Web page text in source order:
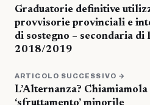
Graduatorie definitive
provvisorie provinciali e
di sostegno – secondaria di
2018/2019
ARTICOLO SUCCESSIVO →
L’Alternanza?